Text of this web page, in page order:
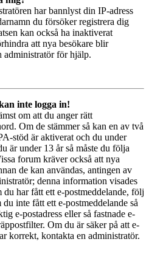
har bannlyst din IP-adress
du försöker registrera dig
kan också ha inaktiverat
att nya besökare blir
administratör för hjälp.
inte logga in!
om att du anger rätt
Om de stämmer så kan en av två
stöd är aktiverat och du under
är under 13 år så måste du följa
forum kräver också att nya
de kan användas, antingen av
denna information visades
har fått ett e-postmeddelande, följ
inte fått ett e-postmeddelande så
e-postadress eller så fastnade e-
Om du är säker på att e-
korrekt, kontakta en administratör.